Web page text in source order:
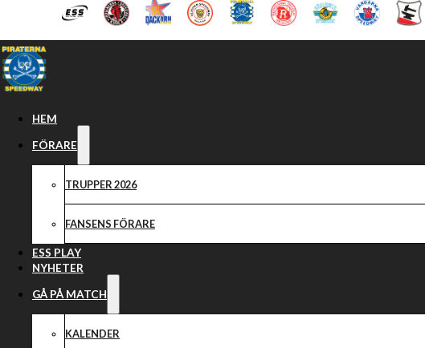
Hoppa till huvudinnehåll Hoppa till sidfot
HEM
FÖRARE
TRUPPER 2026
FANSENS FÖRARE
ESS PLAY
NYHETER
GÅ PÅ MATCH
KALENDER